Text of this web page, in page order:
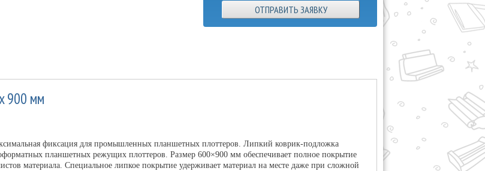
ОТПРАВИТЬ ЗАЯВКУ
900 мм
фиксация для промышленных планшетных плоттеров. Липкий коврик-подложка
планшетных режущих плоттеров. Размер 600×900 мм обеспечивает полное покрытие
материала. Специальное липкое покрытие удерживает материал на месте даже при сложной